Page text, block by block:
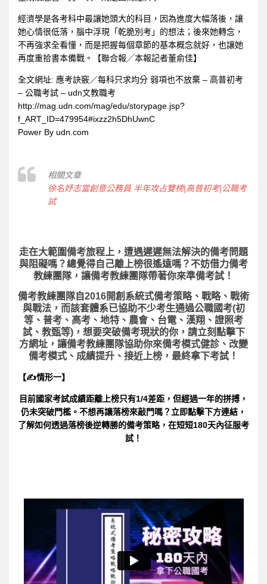
經濟學是各考科中最讓她頭大的科目，因為進度大幅落後，讓
她心情很低落，腦中浮現「乾脆別考」的想法；後來她轉念，
不再強求全看懂，而是把握每個章節的基本概念就好，也讓她
再度重拾書本備戰。【聯合報╱本報記者董俞佳】
全文網址: 應考訣竅／每科只求均分 弱項也不放棄 – 高普初考
– 公職考試 – udn文教職考
http://mag.udn.com/mag/edu/storypage.jsp?
f_ART_ID=479954#ixzz2h5DhUwnC
Power By udn.com
相關文章
徐名妤志當創意公務員 半年攻占雙榜|高普初考|公職考
試
走在大範圍備考旅程上， 遭遇遲遲無法解決的備考問題
與阻礙嗎？總覺得自己離上榜很遙遠嗎？不妨借力備考
教練團隊，讓備考教練團隊帶著你來準備考試！
備考教練團隊自2016開創系統式備考策略、戰略、戰術
與戰法，而該套體系已協助不少考生通過公職國考(初
等、普考、高考、地特、農會、台電、漢翔、證照考
試、教甄等)，想要突破備考現狀的你，請立刻點擊下
方網址，讓備考教練團隊協助你來備考模式健診、改變
備考模式、成績提升、接近上榜，最終拿下考試！
【✍情形一】
目前國家考試成績距離上榜只有1/4差距，但經過一年的拼搏，
仍未突破門檻。不想再讓落榜來敲門嗎？立即點擊下方連結，
了解如何透過落榜後逆轉勝的備考策略，在短短180天內征服考
試！